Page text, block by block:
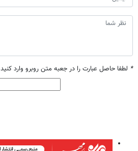
* لطفا حاصل عبارت را در جعبه متن روبرو وارد کنید